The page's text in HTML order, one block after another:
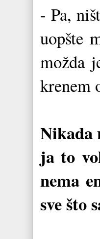
- Pa,
uopšte
možda
krenem
Nikada
ja to
nema
sve što